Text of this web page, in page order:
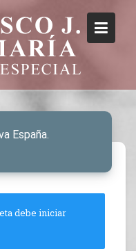
España.
debe iniciar